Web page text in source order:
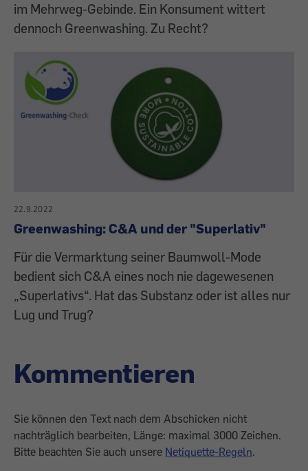
im Mehrweg-Gebinde. Ein Konsument wittert
dennoch Greenwashing. Zu Recht?
22.9.2022
Greenwashing: C&A und der "Superlativ"
Für die Vermarktung seiner Baumwoll-Mode
bedient sich C&A eines noch nie dagewesenen
„Superlativs“. Hat das Substanz oder ist alles nur
Lug und Trug?
Kommentieren
Sie können den Text nach dem Abschicken nicht
nachträglich bearbeiten, Länge: maximal 3000 Zeichen.
Bitte beachten Sie auch unsere Netiquette-Regeln.